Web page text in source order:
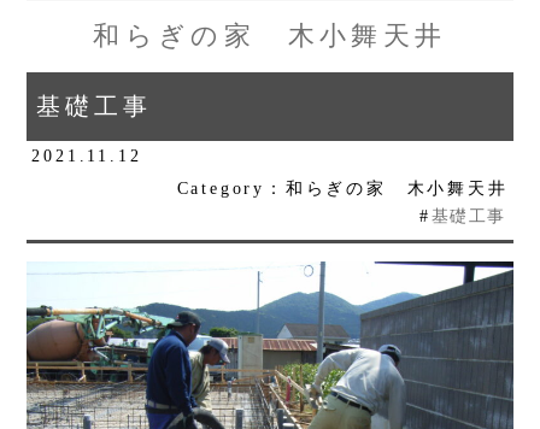
和らぎの家 木小舞天井
基礎工事
2021.11.12
Category：和らぎの家 木小舞天井
# 基礎工事